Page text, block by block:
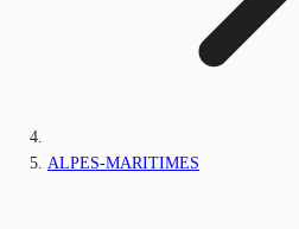
ALPES-MARITIMES